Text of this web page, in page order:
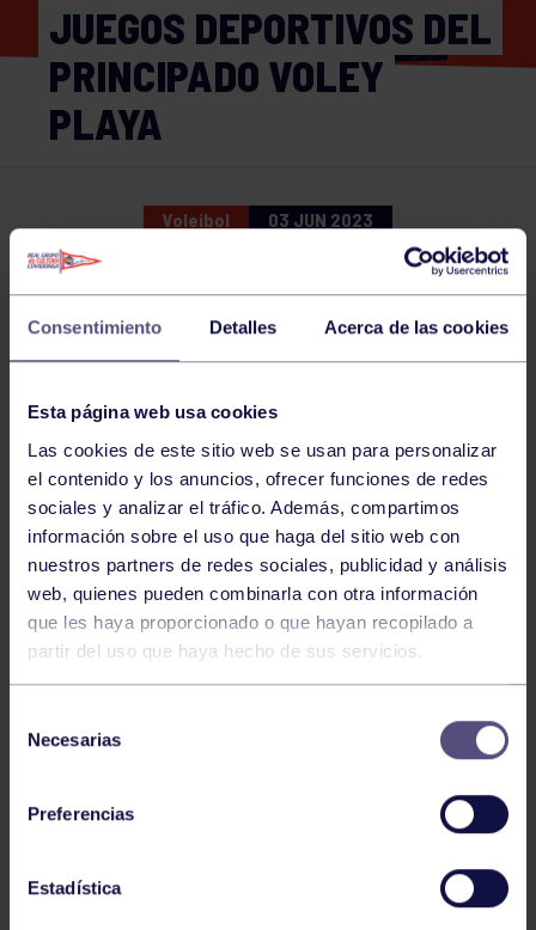
Consentimiento Detalles Acerca de las cookies
Esta página web usa cookies
Las cookies de este sitio web se usan para personalizar
el contenido y los anuncios, ofrecer funciones de redes
sociales y analizar el tráfico. Además, compartimos
información sobre el uso que haga del sitio web con
nuestros partners de redes sociales, publicidad y análisis
web, quienes pueden combinarla con otra información
que les haya proporcionado o que hayan recopilado a
partir del uso que haya hecho de sus servicios.
Necesarias
Preferencias
Estadística
JUEGOS DEPORTIVOS DEL
PRINCIPADO VOLEY
PLAYA
Voleibol 03 JUN 2023
Voleibol 27 Abr 2026
CAMPEONAS DE ASTURIAS